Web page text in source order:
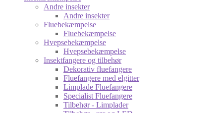
Andre insekter
Andre insekter
Fluebekæmpelse
Fluebekæmpelse
Hvepsebekæmpelse
Hvepsebekæmpelse
Insektfangere og tilbehør
Dekorativ fluefangere
Fluefangere med elgitter
Limplade Fluefangere
Specialist Fluefangere
Tilbehør - Limplader